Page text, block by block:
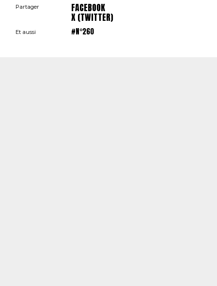
Partager FACEBOOK
X (TWITTER)
Et aussi #N°260